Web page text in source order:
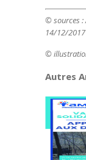
© sources :
14/12/2017
©
Autres